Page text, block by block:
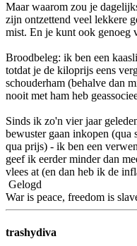
Maar waarom zou je
zijn ontzettend veel lekkere
mist. En je kunt ook genoeg
Broodbeleg: ik ben een
totdat je de kiloprijs eens
schouderham (behalve dan
nooit met ham heb
Sinds ik zo'n vier jaar
bewuster gaan inkopen
qua prijs) - ik ben een
geef ik eerder minder dan
vlees at (en dan heb ik de
Gelogd
War is peace, freedom is
trashydiva